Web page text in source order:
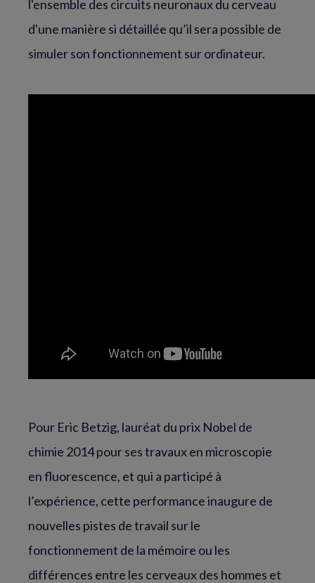
l'ensemble des circuits neuronaux du cerveau
d'une manière si détaillée qu’il sera possible de
simuler son fonctionnement sur ordinateur.
Pour Eric Betzig, lauréat du prix Nobel de
chimie 2014 pour ses travaux en microscopie
en fluorescence, et qui a participé à
l’expérience, cette performance inaugure de
nouvelles pistes de travail sur le
fonctionnement de la mémoire ou les
différences entre les cerveaux des hommes et